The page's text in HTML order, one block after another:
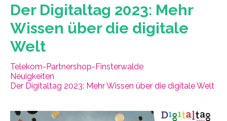
Der Digitaltag 2023: Mehr
Wissen über die digitale
Welt
Telekom-Partnershop-Finsterwalde
Neuigkeiten
Der Digitaltag 2023: Mehr Wissen über die digitale Welt